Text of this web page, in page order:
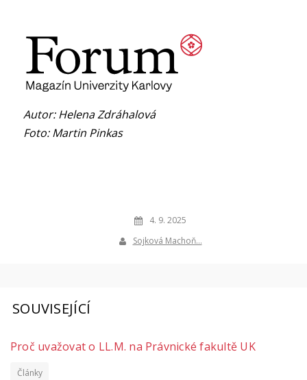
Autor: Helena Zdráhalová
Foto: Martin Pinkas
4. 9. 2025
Sojková Machoň…
SOUVISEJÍCÍ
Proč uvažovat o LL.M. na Právnické fakultě UK
Články